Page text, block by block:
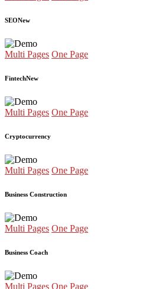
SEONew
Multi Pages One Page
FintechNew
Multi Pages One Page
Cryptocurrency
Multi Pages One Page
Business Construction
Multi Pages One Page
Business Coach
Multi Pages One Page